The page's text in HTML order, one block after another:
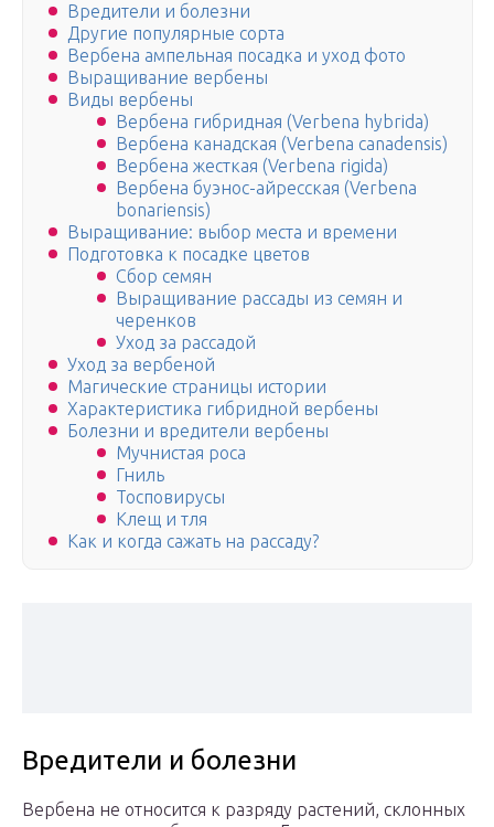
Вредители и болезни
Другие популярные сорта
Вербена ампельная посадка и уход фото
Выращивание вербены
Виды вербены
Вербена гибридная (Verbena hybrida)
Вербена канадская (Verbena canadensis)
Вербена жесткая (Verbena rigida)
Вербена буэнос-айресская (Verbena
bonariensis)
Выращивание: выбор места и времени
Подготовка к посадке цветов
Сбор семян
Выращивание рассады из семян и
черенков
Уход за рассадой
Уход за вербеной
Магические страницы истории
Характеристика гибридной вербены
Болезни и вредители вербены
Мучнистая роса
Гниль
Тосповирусы
Клещ и тля
Как и когда сажать на рассаду?
Вредители и болезни
Вербена не относится к разряду растений, склонных